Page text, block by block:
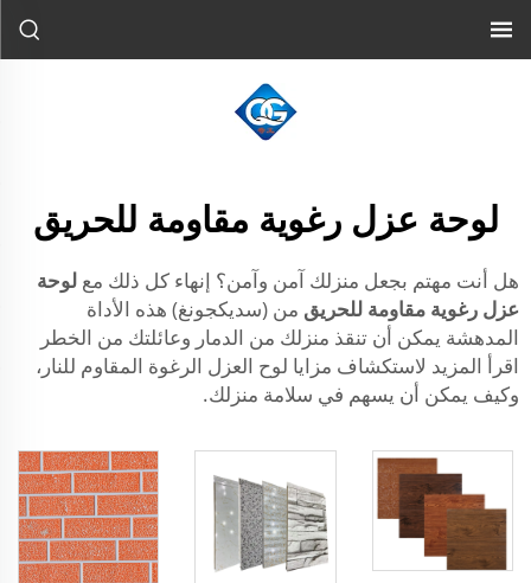
لوحة عزل رغوية مقاومة للحريق
هل أنت مهتم بجعل منزلك آمن وآمن؟ إنهاء كل ذلك مع لوحة
عزل رغوية مقاومة للحريق من (سديكجونغ) هذه الأداة
المدهشة يمكن أن تنقذ منزلك من الدمار وعائلتك من الخطر
اقرأ المزيد لاستكشاف مزايا لوح العزل الرغوة المقاوم للنار،
وكيف يمكن أن يسهم في سلامة منزلك.